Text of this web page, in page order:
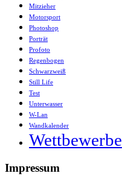
Mitzieher
Motorsport
Photoshop
Porträt
Profoto
Regenbogen
Schwarzweiß
Still Life
Test
Unterwasser
W-Lan
Wandkalender
Wettbewerbe
Impressum